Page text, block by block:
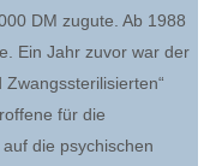
DM zugute. Ab 1988
Ein Jahr zuvor war der
für die
die psychischen